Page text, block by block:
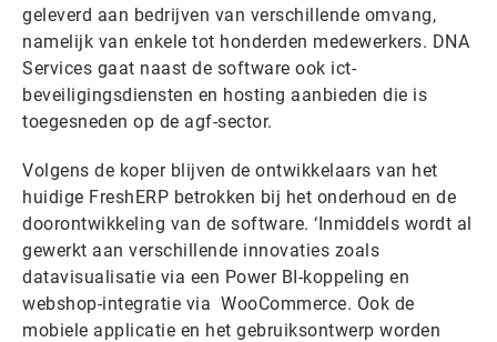
geleverd aan bedrijven van verschillende omvang,
namelijk van enkele tot honderden medewerkers. DNA
Services gaat naast de software ook ict-
beveiligingsdiensten en hosting aanbieden die is
toegesneden op de agf-sector.
Volgens de koper blijven de ontwikkelaars van het
huidige FreshERP betrokken bij het onderhoud en de
doorontwikkeling van de software. ‘Inmiddels wordt al
gewerkt aan verschillende innovaties zoals
datavisualisatie via een Power BI-koppeling en
webshop-integratie via WooCommerce. Ook de
mobiele applicatie en het gebruiksontwerp worden